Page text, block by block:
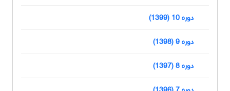
دوره 10 (1399)
دوره 9 (1398)
دوره 8 (1397)